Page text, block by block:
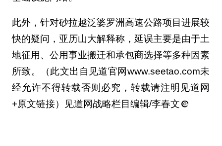
此外，针对砂拉越泛婆罗洲高速公路项目进展较
快的疑问，亚历山大解释称，延误主要是由于土
地征用、公用事业搬迁和承包商选择等多种因素
所致。（此文出自见道官网www.seetao.com未
经允许不得转载否则必究，转载请注明见道网
+原文链接）见道网战略栏目编辑/李春文